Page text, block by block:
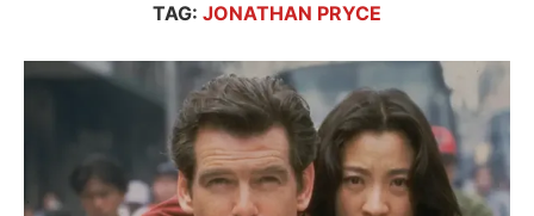
TAG: JONATHAN PRYCE